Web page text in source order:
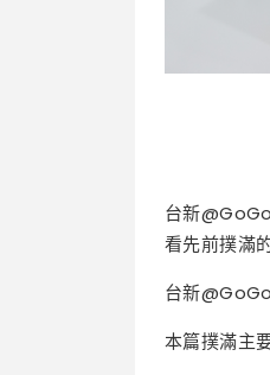
台新
看先前撲滿
台新
本篇撲滿主